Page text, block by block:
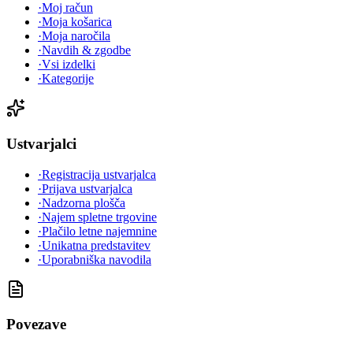
·Moj račun
·Moja košarica
·Moja naročila
·Navdih & zgodbe
·Vsi izdelki
·Kategorije
Ustvarjalci
·Registracija ustvarjalca
·Prijava ustvarjalca
·Nadzorna plošča
·Najem spletne trgovine
·Plačilo letne najemnine
·Unikatna predstavitev
·Uporabniška navodila
Povezave